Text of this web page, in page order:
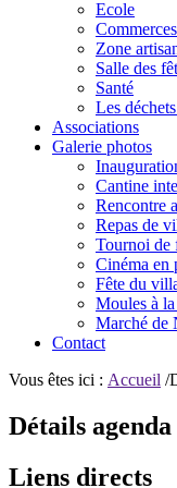
Ecole
Zone
Salle des
Santé
Les
Associations
Galerie photos
Cantine
Rencontre
Repas de
Tournoi de
Cinéma en
Fête du
Moules à
Marché de
Contact
Vous êtes ici : Accueil /
Détails agenda
Liens directs